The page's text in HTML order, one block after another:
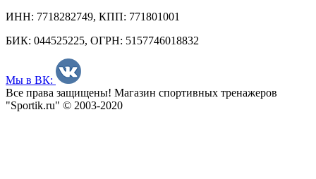
ИНН: 7718282749, КПП: 771801001
БИК: 044525225, ОГРН: 5157746018832
Мы в ВК:
Все права защищены! Магазин спортивных тренажеров
"Sportik.ru" © 2003-2020